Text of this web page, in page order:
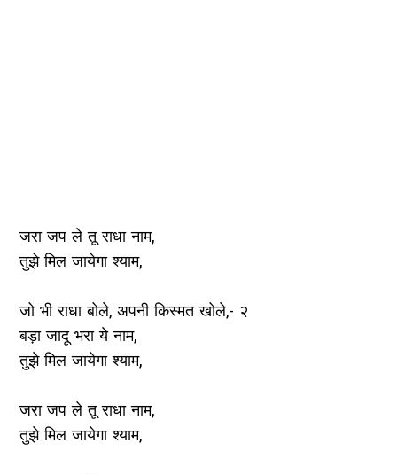
जरा जप ले तू राधा नाम,
तुझे मिल जायेगा श्याम,
जो भी राधा बोले, अपनी किस्मत खोले,- २
बड़ा जादू भरा ये नाम,
तुझे मिल जायेगा श्याम,
जरा जप ले तू राधा नाम,
तुझे मिल जायेगा श्याम,